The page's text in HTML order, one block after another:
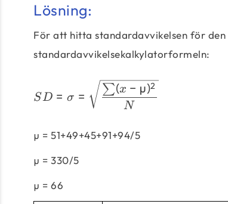
Lösning:
För att hitta standardavvikelsen för
standardavvikelsekalkylatorformeln:
SD = σ =
N
∑(x − µ)2
µ = 51+49+45+91+94/5
µ = 330/5
µ = 66